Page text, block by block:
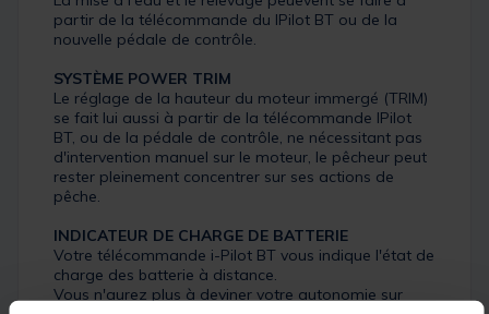
partir de la télécommande du IPilot BT ou de la
nouvelle pédale de contrôle.
SYSTÈME POWER TRIM
Le réglage de la hauteur du moteur immergé (TRIM)
se fait lui aussi à partir de la télécommande IPilot
BT, ou de la pédale de contrôle, ne nécessitant pas
d'intervention manuel sur le moteur, le pêcheur peut
rester pleinement concentrer sur ses actions de
pêche.
INDICATEUR DE CHARGE DE BATTERIE
Votre télécommande i-Pilot BT vous indique l'état de
charge des batterie à distance.
Vous n'aurez plus à deviner votre autonomie sur